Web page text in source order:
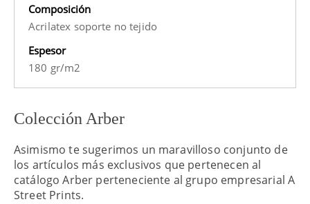
Composición
Acrilatex soporte no tejido
Espesor
180 gr/m2
Colección Arber
Asimismo te sugerimos un maravilloso conjunto de
los artículos más exclusivos que pertenecen al
catálogo Arber perteneciente al grupo empresarial A
Street Prints.